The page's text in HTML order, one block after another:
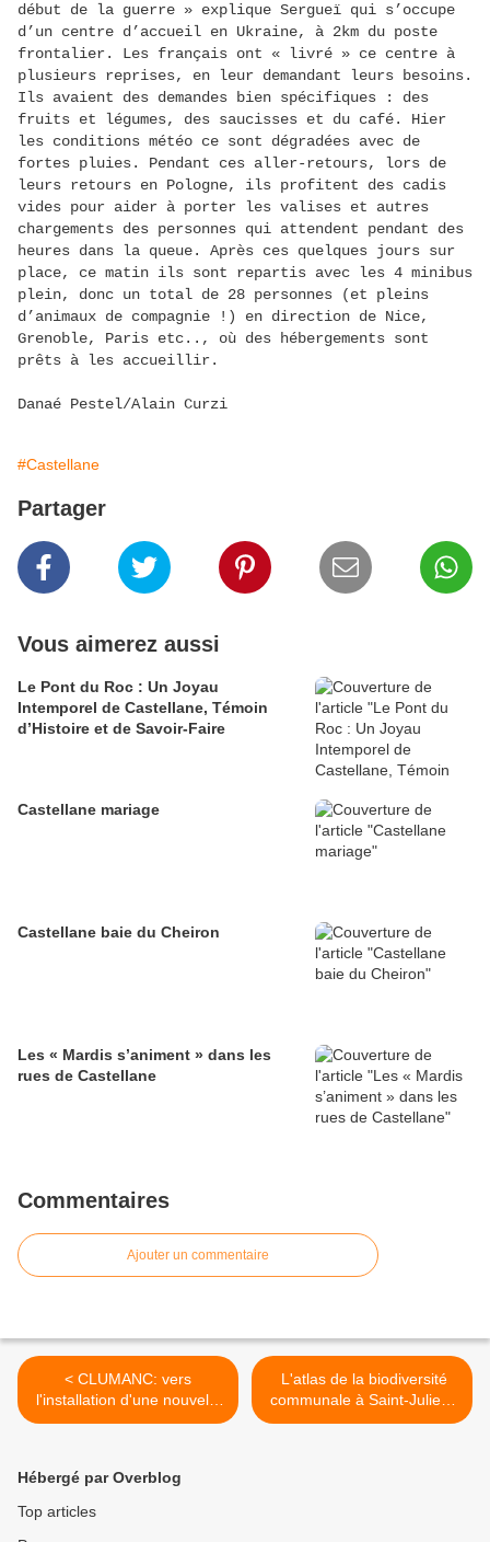
début de la guerre » explique Sergueï qui s’occupe
d’un centre d’accueil en Ukraine, à 2km du poste
frontalier. Les français ont « livré » ce centre à
plusieurs reprises, en leur demandant leurs besoins.
Ils avaient des demandes bien spécifiques : des
fruits et légumes, des saucisses et du café. Hier
les conditions météo ce sont dégradées avec de
fortes pluies. Pendant ces aller-retours, lors de
leurs retours en Pologne, ils profitent des cadis
vides pour aider à porter les valises et autres
chargements des personnes qui attendent pendant des
heures dans la queue. Après ces quelques jours sur
place, ce matin ils sont repartis avec les 4 minibus
plein, donc un total de 28 personnes (et pleins
d’animaux de compagnie !) en direction de Nice,
Grenoble, Paris etc.., où des hébergements sont
prêts à les accueillir.
Danaé Pestel/Alain Curzi
#Castellane
Partager
Vous aimerez aussi
Le Pont du Roc : Un Joyau
Intemporel de Castellane, Témoin
d’Histoire et de Savoir-Faire
Castellane mariage
Castellane baie du Cheiron
Les « Mardis s’animent » dans les
rues de Castellane
Commentaires
Ajouter un commentaire
< CLUMANC: vers
l'installation d'une nouvelle
porte pour la Chapelle St
L'atlas de la biodiversité
communale à Saint-Julien-
du-Verdon >
Hébergé par Overblog
Top articles